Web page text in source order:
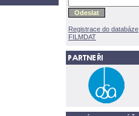
Registrace do databáze
FILMDAT